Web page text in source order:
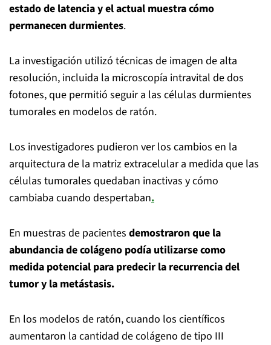
estado de latencia y el actual muestra cómo
permanecen durmientes.
La investigación utilizó técnicas de imagen de alta
resolución, incluida la microscopía intravital de dos
fotones, que permitió seguir a las células durmientes
tumorales en modelos de ratón.
Los investigadores pudieron ver los cambios en la
arquitectura de la matriz extracelular a medida que las
células tumorales quedaban inactivas y cómo
cambiaba cuando despertaban.
En muestras de pacientes demostraron que la
abundancia de colágeno podía utilizarse como
medida potencial para predecir la recurrencia del
tumor y la metástasis.
En los modelos de ratón, cuando los científicos
aumentaron la cantidad de colágeno de tipo III